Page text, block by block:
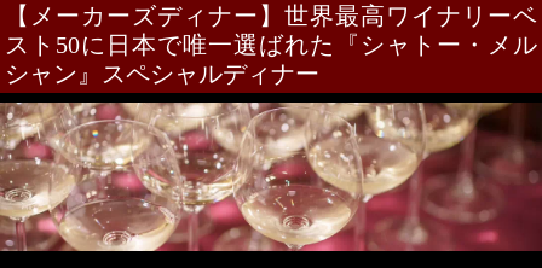
【メーカーズディナー】世界最高ワイナリーベ
スト50に日本で唯一選ばれた
『シャトー・メル
シャン』スペシャルディナー